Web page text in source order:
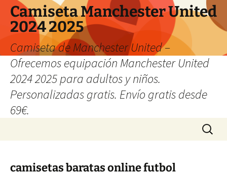
Camiseta Manchester United
2024 2025
Camiseta de Manchester United –
Ofrecemos equipación Manchester United
2024 2025 para adultos y niños.
Personalizadas gratis. Envío gratis desde
69€.
Buscar:
camisetas baratas online futbol